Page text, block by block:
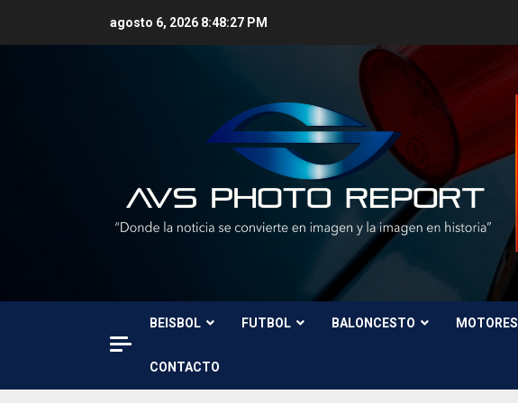
agosto 6, 2026 8:48:28 PM
BEISBOL FUTBOL BALONCESTO MOTORES
CONTACTO